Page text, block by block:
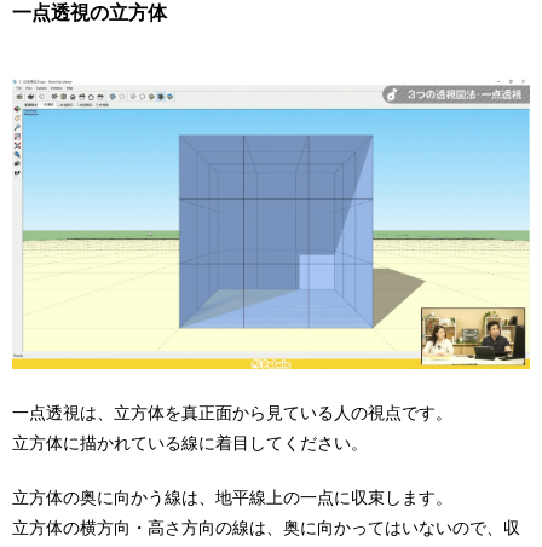
一点透視の立方体
一点透視は、立方体を真正面から見ている人の視点です。
立方体に描かれている線に着目してください。
立方体の奥に向かう線は、地平線上の一点に収束します。
立方体の横方向・高さ方向の線は、奥に向かってはいないので、収